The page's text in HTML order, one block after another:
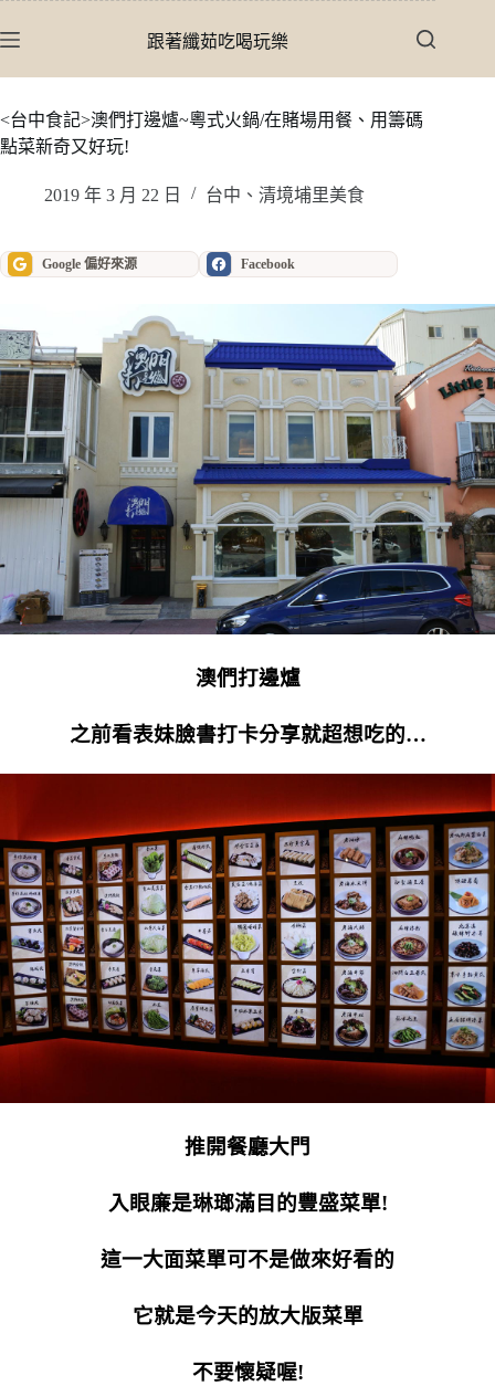
至
內
容
跟著纖茹吃喝玩樂
<台中食記>澳們打邊爐~粵式火鍋/在賭場用餐、用籌碼
點菜新奇又好玩!
2019 年 3 月 22 日 台中、清境埔里美食
Google 偏好來源 Facebook
澳們打邊爐
之前看表妹臉書打卡分享就超想吃的…
推開餐廳大門
入眼廉是琳瑯滿目的豐盛菜單!
這一大面菜單可不是做來好看的
它就是今天的放大版菜單
不要懷疑喔!